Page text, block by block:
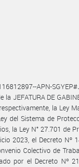
APN-
JEFATURA DE
la Ley
del Sistema de
la Ley N° 27.701 de
2023, el Decreto Nº
Colectivo de
por el Decreto Nº